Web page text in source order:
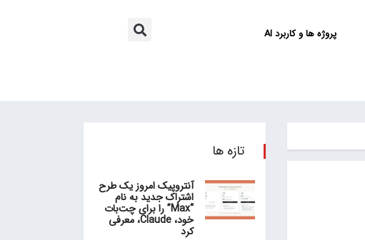
پروژه ها و کاربرد AI
تازه ها
آنتروپیک امروز یک طرح
اشتراک جدید به نام
“Max” را برای چت‌بات
خود، Claude، معرفی
کرد